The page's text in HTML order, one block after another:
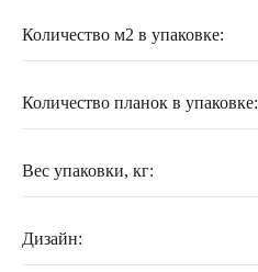
Количество м2 в упаковке:
Количество планок в упаковке:
Вес упаковки, кг:
Дизайн: